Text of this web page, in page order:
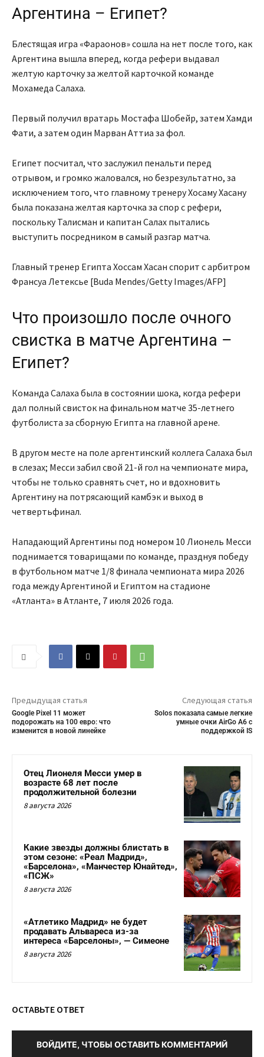
Аргентина – Египет?
Блестящая игра «Фараонов» сошла на нет после того, как
Аргентина вышла вперед, когда рефери выдавал
желтую карточку за желтой карточкой команде
Мохамеда Салаха.
Первый получил вратарь Мостафа Шобейр, затем Хамди
Фати, а затем один Марван Аттиа за фол.
Египет посчитал, что заслужил пенальти перед
отрывом, и громко жаловался, но безрезультатно, за
исключением того, что главному тренеру Хосаму Хасану
была показана желтая карточка за спор с рефери,
поскольку Талисман и капитан Салах пытались
выступить посредником в самый разгар матча.
Главный тренер Египта Хоссам Хасан спорит с арбитром
Франсуа Летексье [Buda Mendes/Getty Images/AFP]
Что произошло после очного
свистка в матче Аргентина –
Египет?
Команда Салаха была в состоянии шока, когда рефери
дал полный свисток на финальном матче 35-летнего
футболиста за сборную Египта на главной арене.
В другом месте на поле аргентинский коллега Салаха был
в слезах; Месси забил свой 21-й гол на чемпионате мира,
чтобы не только сравнять счет, но и вдохновить
Аргентину на потрясающий камбэк и выход в
четвертьфинал.
Нападающий Аргентины под номером 10 Лионель Месси
поднимается товарищами по команде, празднуя победу
в футбольном матче 1/8 финала чемпионата мира 2026
года между Аргентиной и Египтом на стадионе
«Атланта» в Атланте, 7 июля 2026 года.
Предыдущая статья
Google Pixel 11 может
подорожать на 100 евро: что
изменится в новой линейке
Следующая статья
Solos показала самые легкие
умные очки AirGo A6 с
поддержкой IS
Отец Лионеля Месси умер в
возрасте 68 лет после
продолжительной болезни
8 августа 2026
Какие звезды должны блистать в
этом сезоне: «Реал Мадрид»,
«Барселона», «Манчестер Юнайтед»,
«ПСЖ»
8 августа 2026
«Атлетико Мадрид» не будет
продавать Альвареса из-за
интереса «Барселоны», — Симеоне
8 августа 2026
ОСТАВЬТЕ ОТВЕТ
ВОЙДИТЕ, ЧТОБЫ ОСТАВИТЬ КОММЕНТАРИЙ